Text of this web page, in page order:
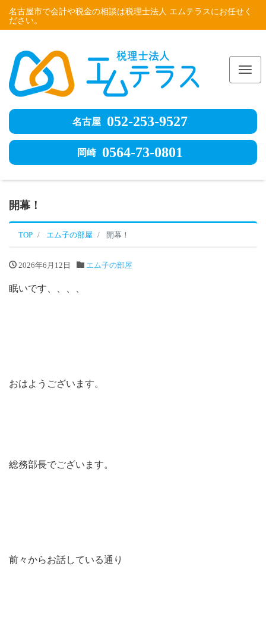
名古屋市で会計や税金の相談は税理士法人 エムテラスにお任せく
ださい。
名古屋 052-253-9527
岡崎 0564-73-0801
開幕！
TOP エム子の部屋 開幕！
2026年6月12日 エム子の部屋
眠いです、、、、
おはようございます。
総務部長でございます。
前々からお話している通り